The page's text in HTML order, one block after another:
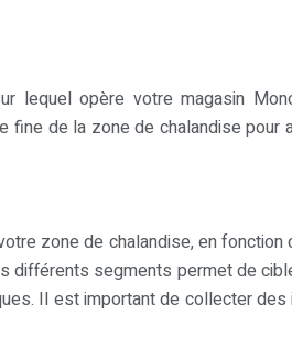
lequel opère votre magasin
fine de la zone de chalandise pour
zone de chalandise, en
différents segments permet de
Il est important de collecter